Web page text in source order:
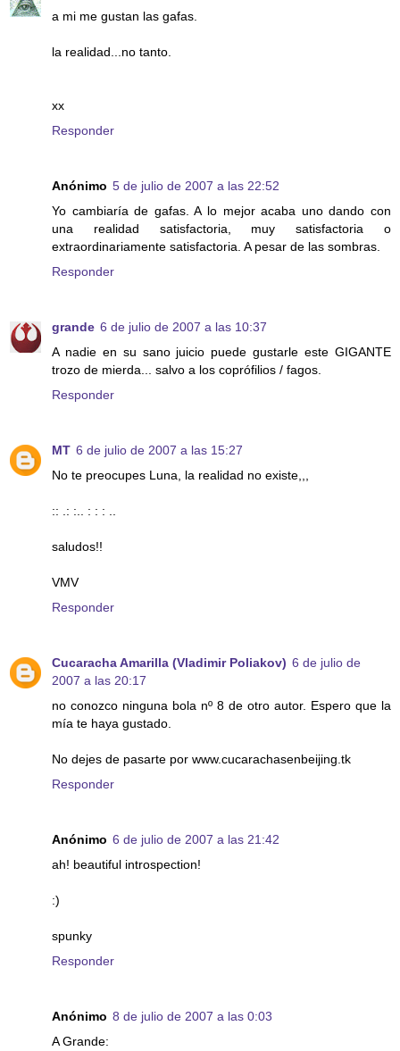
a mi me gustan las gafas.
la realidad...no tanto.
xx
Responder
Anónimo 5 de julio de 2007 a las 22:52
Yo cambiaría de gafas. A lo mejor acaba uno dando con
una realidad satisfactoria, muy satisfactoria o
extraordinariamente satisfactoria. A pesar de las sombras.
Responder
grande 6 de julio de 2007 a las 10:37
A nadie en su sano juicio puede gustarle este GIGANTE
trozo de mierda... salvo a los coprófilios / fagos.
Responder
MT 6 de julio de 2007 a las 15:27
No te preocupes Luna, la realidad no existe,,,
:: .: :.. : : : ..
saludos!!
VMV
Responder
Cucaracha Amarilla (Vladimir Poliakov) 6 de julio de
2007 a las 20:17
no conozco ninguna bola nº 8 de otro autor. Espero que la
mía te haya gustado.
No dejes de pasarte por www.cucarachasenbeijing.tk
Responder
Anónimo 6 de julio de 2007 a las 21:42
ah! beautiful introspection!
:)
spunky
Responder
Anónimo 8 de julio de 2007 a las 0:03
A Grande: